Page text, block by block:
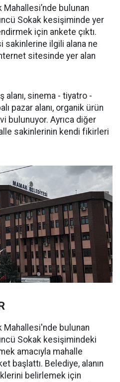
bulunan
Sokak kesişiminde yer
için ankete çıktı.
sakinlerine ilgili alana ne
sitesinde yer alan
alanı, sinema - tiyatro -
pazar alanı, organik ürün
bulunuyor. Ayrıca diğer
sakinlerinin kendi fikirleri
Mahallesi'nde bulunan
Sokak kesişimindeki
amacıyla mahalle
başlattı. Belediye, alanın
belirlemek için